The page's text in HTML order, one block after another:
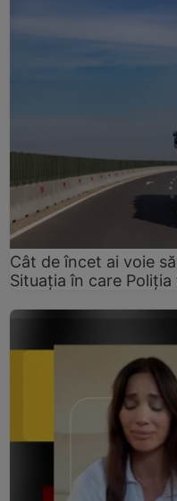
Cât de încet ai voie
Situația în care